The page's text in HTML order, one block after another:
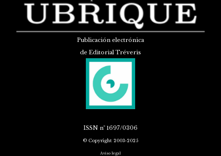
Publicación electrónica
de Editorial Tréveris
ISSN nº 1697/0306
© Copyright 2003-2025
Aviso legal